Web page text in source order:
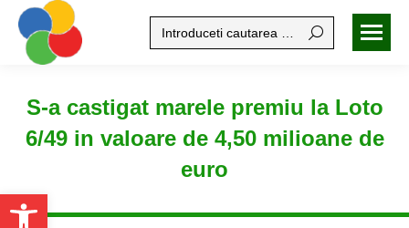
Open toolbar
Search:
S-a castigat marele premiu la Loto
6/49 in valoare de 4,50 milioane de
euro